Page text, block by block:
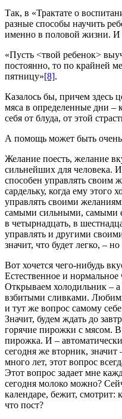
Так, в «Трактате о
разные способы научить
именно в половой жизни. И
«Пусть <твой ребенок>
постоянно, то по крайней
пятницу»[8].
Казалось бы, причем здесь
мяса в определенные дни –
себя от блуда, от этой
А помощь может быть
Желание поесть, желание
сильнейших для человека.
способен управлять своим
сардельку, когда ему этого
управлять своими
самыми сильными, самыми
в четырнадцать, в
управлять и другими
значит, что будет легко, – но
Вот хочется чего-нибудь
Естественное и нормальное
Открываем холодильник –
взбитыми сливками.
и тут же вопрос самому
Значит, будем ждать до
горячие пирожки с мясом.
пирожка. И –
сегодня же вторник,
много лет, этот вопрос
Этот вопрос задает мне
сегодня молоко можно?
календаре, бежит, смотрит:
что пост?